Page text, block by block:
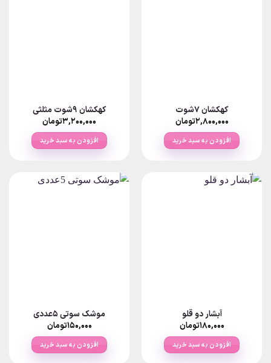
کهکشان 7شوت
۲,۸۰۰,۰۰۰تومان
افزودن به سبد خرید
کهکشان 9شوت مثلثی
۳,۲۰۰,۰۰۰تومان
افزودن به سبد خرید
آبشار دو قلو
۱۸۰,۰۰۰تومان
افزودن به سبد خرید
موشک سوتی 5عددی
۱۵۰,۰۰۰تومان
افزودن به سبد خرید